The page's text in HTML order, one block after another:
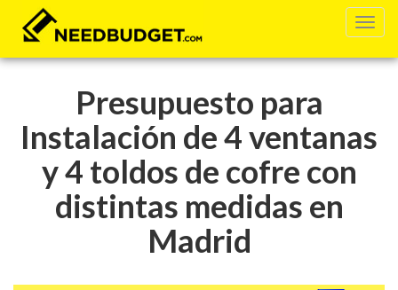
Presupuesto para
Instalación de 4 ventanas
y 4 toldos de cofre con
distintas medidas en
Madrid